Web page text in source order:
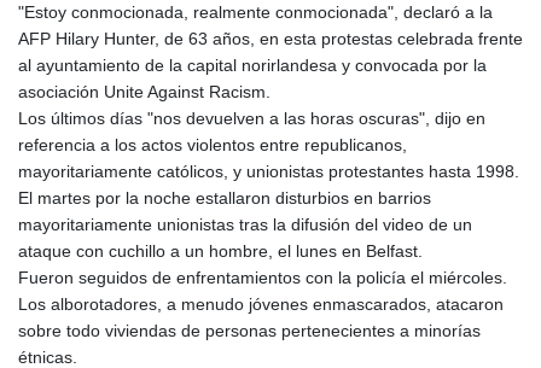
GYD 241.157003
HKD 9.067746
HNL 30.895616
HRK 7.536622
HTG 150.718127
HUF 363.096405
IDR 20580.370421
ILS 3.468234
IMP 0.8566
INR 110.076256
IQD 1509.981237
IRR
1590322.371805
"Estoy conmocionada, realmente conmocionada", declaró a la
AFP Hilary Hunter, de 63 años, en esta protestas celebrada frente
al ayuntamiento de la capital norirlandesa y convocada por la
asociación Unite Against Racism.
Los últimos días "nos devuelven a las horas oscuras", dijo en
referencia a los actos violentos entre republicanos,
mayoritariamente católicos, y unionistas protestantes hasta 1998.
El martes por la noche estallaron disturbios en barrios
mayoritariamente unionistas tras la difusión del video de un
ataque con cuchillo a un hombre, el lunes en Belfast.
Fueron seguidos de enfrentamientos con la policía el miércoles.
Los alborotadores, a menudo jóvenes enmascarados, atacaron
sobre todo viviendas de personas pertenecientes a minorías
étnicas.